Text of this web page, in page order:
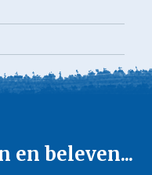
en beleven...